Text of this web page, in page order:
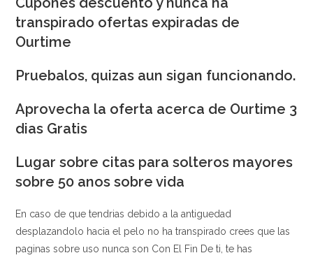
transpirado ofertas expiradas de
Ourtime
Pruebalos, quizas aun sigan funcionando.
Aprovecha la oferta acerca de Ourtime 3
dias Gratis
Lugar sobre citas para solteros mayores
sobre 50 anos sobre vida
En caso de que tendri­as debido a la antiguedad
desplazandolo hacia el pelo no ha transpirado crees que las
paginas sobre uso nunca son Con El Fin De ti, te has